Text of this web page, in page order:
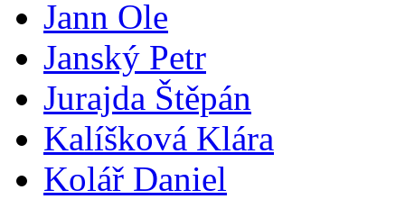
Jann Ole
Janský Petr
Jurajda Štěpán
Kalíšková Klára
Kolář Daniel